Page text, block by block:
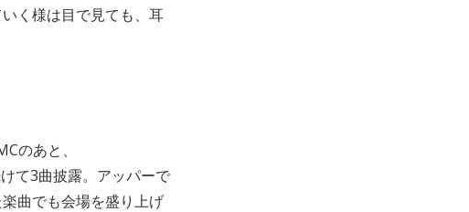
く様は目で見ても、耳
のあと、
て3曲披露。アッパーで
曲でも会場を盛り上げ